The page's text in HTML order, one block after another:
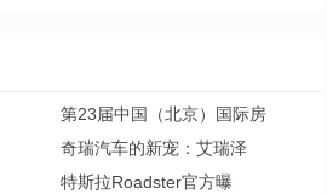
第23届中国（北京）国际房
奇瑞汽车的新宠：艾瑞泽
特斯拉Roadster官方曝